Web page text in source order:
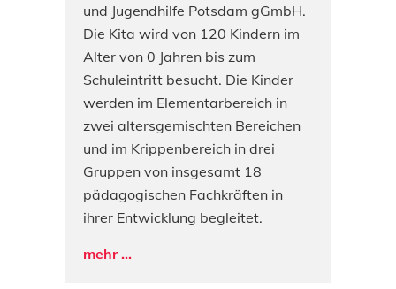
und Jugendhilfe Potsdam gGmbH.
Die Kita wird von 120 Kindern im
Alter von 0 Jahren bis zum
Schuleintritt besucht. Die Kinder
werden im Elementarbereich in
zwei altersgemischten Bereichen
und im Krippenbereich in drei
Gruppen von insgesamt 18
pädagogischen Fachkräften in
ihrer Entwicklung begleitet.
mehr ...